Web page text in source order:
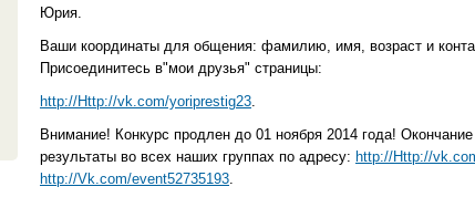
Юрия.
Ваши координаты для общения: фамилию, имя, возраст и
Присоединитесь в"мои друзья" страницы:
http://Http://vk.com/yoriprestig23
Внимание! Конкурс продлен до 01 ноября 2014 года!
результаты во всех наших группах по адресу: http://Http://
http://Vk.com/event52735193